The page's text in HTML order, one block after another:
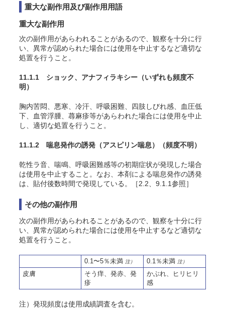
重大な副作用及び副作用用語
重大な副作用
次の副作用があらわれることがあるので、観察を十分に行
い、異常が認められた場合には使用を中止するなど適切な
処置を行うこと。
11.1.1 ショック、アナフィラキシー （いずれも頻度不
明）
胸内苦悶、悪寒、冷汗、呼吸困難、四肢しびれ感、血圧低
下、血管浮腫、蕁麻疹等があらわれた場合には使用を中止
し、適切な処置を行うこと。
11.1.2 喘息発作の誘発（アスピリン喘息） （頻度不明）
乾性ラ音、喘鳴、呼吸困難感等の初期症状が発現した場合
は使用を中止すること。なお、本剤による喘息発作の誘発
は、貼付後数時間で発現している。［2.2、9.1.1参照］
その他の副作用
次の副作用があらわれることがあるので、観察を十分に行
い、異常が認められた場合には使用を中止するなど適切な
処置を行うこと。
0.1〜5％未満 注） 0.1％未満 注）
皮膚
そう痒、発赤、発
疹
かぶれ、ヒリヒリ
感
注）発現頻度は使用成績調査を含む。